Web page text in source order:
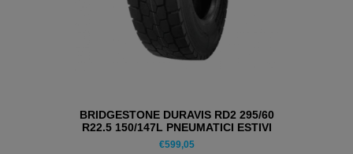
BRIDGESTONE DURAVIS RD2 295/60
R22.5 150/147L PNEUMATICI ESTIVI
€599,05